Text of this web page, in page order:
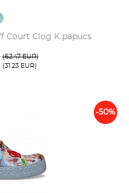
Court Clog K papucs
(62.47 EUR)
(31.23 EUR)
-50%